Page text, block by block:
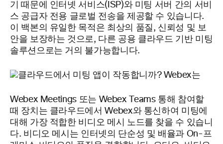
기 때문에 인터넷 서비스(ISP)와 미팅 서버 간의 서비
스 공급자 전용 글로벌 전송을 제공할 수 있습니다.
이 백본의 유일한 목적은 최상의 품질, 신뢰성 및 보
안을 보장하는 것으로, 다른 공용 클라우드 기반 미팅
솔루션으로는 거의 불가능합니다.
Webex Meetings 또는 Webex Teams 통해 참여할
때 장치는 클라우드에서 Webex와 통신하여 미팅에
대해 가장 적합한 비디오 메시 노드를 찾을 수 있습니
다. 비디오 메시는 인터넷의 단순성 및 배율과 On-프